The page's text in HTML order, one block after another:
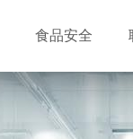
食品安全